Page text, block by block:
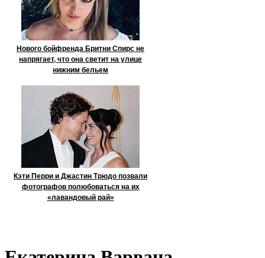
Нового бойфренда Бритни Спирс не
напрягает, что она светит на улице
нижним бельем
Кэти Перри и Джастин Трюдо позвали
фотографов полюбоваться на их
«лавандовый рай»